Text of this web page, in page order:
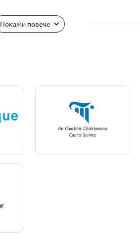
Покажи повече